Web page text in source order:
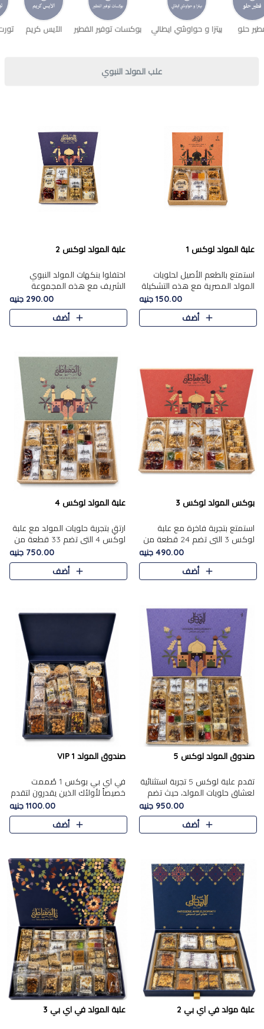
حلو بيتزا و حواوشي ايطالي بوكسات توفير الفطير الآيس كريم
علب المولد النبوي
علبة المولد لوكس 1
استمتع بالطعم الأصيل لحلويات
المولد المصرية مع هذه التشكيلة
المختارة بعناية من 9 قطع. تتضمن
التشكيلة جوزرية مع فول،ملبان
150.00 جنيه
أضف
علبة المولد لوكس 2
احتفلوا بنكهات المولد النبوي
الشريف مع هذه المجموعة
الفاخرة المكونة من 19 قطعة،
والتي تم اختيارها بعناية فائقة لتُبرز
تشكيلة واسعة من الحلويات
290.00 جنيه
أضف
بوكس المولد لوكس 3
استمتع بتجربة فاخرة مع علبة
لوكس 3 التي تضم 24 قطعة من
أشهر حلويات المولد الشرقية
المختارة بعناية. تحتوي التشكيلة
على الجزرية بالفول، والملب..
490.00 جنيه
أضف
علبة المولد لوكس 4
ارتقِ بتجربة حلويات المولد مع علبة
لوكس 4 التي تضم 33 قطعة من
تشكيلة فاخرة ومتنوعة من أشهر
الأصناف الشرقية. تحتوي العلبة على
الجزرية بالفول،..
750.00 جنيه
أضف
صندوق المولد لوكس 5
تقدم علبة لوكس 5 تجربة استثنائية
لعشاق حلويات المولد، حيث تضم
42 قطعة من تشكيلة فاخرة تجمع
بين أشهر الأصناف التقليدية وأصناف
مميزة مختارة بع..
950.00 جنيه
أضف
صندوق المولد VIP 1
في اي بي بوكس 1 صُممت
خصيصاً لأولئك الذين يقدرون لتقدم
تجربة استثنائية بوكس تجمع بين
أفخر حلويات المولد المصري مع
تشكيلة مختارة من الأصناف ..
1100.00 جنيه
أضف
علبة مولد في اي بي 2 علبة المولد في اي بي 3